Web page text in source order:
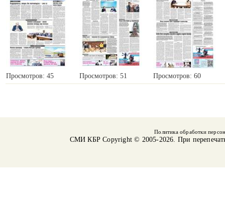
Просмотров: 45 Просмотров: 51 Просмотров: 60
Политика обработки
СМИ КБРCopyright © 2005-2026. При